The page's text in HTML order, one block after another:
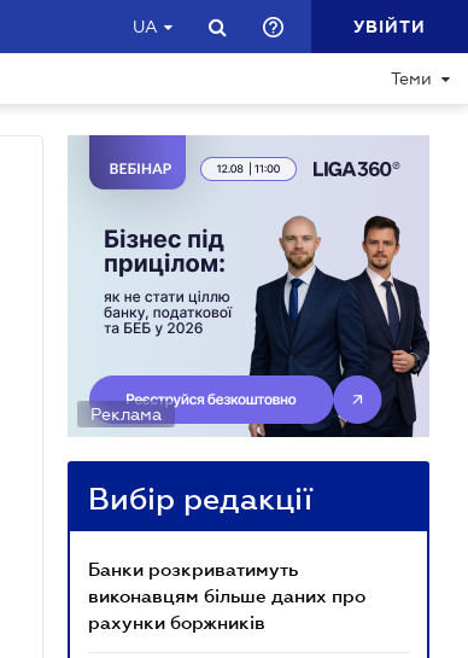
UA УВІЙТИ
Теми
Реклама
Вибір редакції
Банки розкриватимуть
виконавцям більше даних про
рахунки боржників